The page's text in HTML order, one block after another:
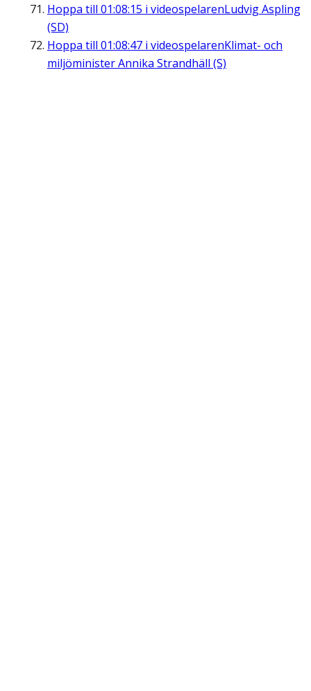
Hoppa till 01:08:15 i videospelarenLudvig Aspling
(SD)
Hoppa till 01:08:47 i videospelarenKlimat- och
miljöminister Annika Strandhäll (S)